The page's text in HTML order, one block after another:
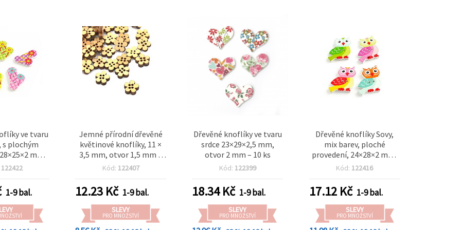
ve tvaru
plochým
mm,
mix barev –
122422
1-9 bal.
Jemné přírodní dřevěné
květinové knoflíky, 11 ×
3,5 mm, otvor 1,5 mm –
klasická sada 20 ks pro
DIY projekty
Kód: 122407
12.23 Kč 1-9 bal.
SLEVY
PRO MNOŽSTVÍ
Dřevěné knoflíky ve tvaru
srdce 23×29×2,5 mm,
otvor 2 mm – 10 ks
Kód: 122399
18.34Kč 1-9 bal.
SLEVY
PRO MNOŽSTVÍ
Dřevěné knoflíky Sovy,
mix barev, ploché
provedení, 24×28×2 mm,
otvor 1,5 mm – 10 ks
Kód: 122416
17.12Kč 1-9 bal.
SLEVY
PRO MNOŽSTVÍ